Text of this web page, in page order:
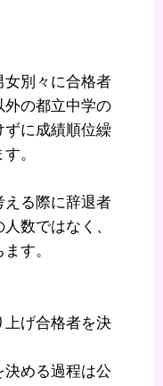
女別々に合格者
外の都立中学の
ずに成績順位繰
。
える際に辞退者
数ではなく、
す。
上げ合格者を決
める過程は公